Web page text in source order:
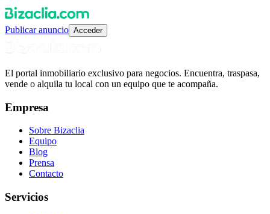
Publicar anuncio Acceder
El portal inmobiliario exclusivo para negocios. Encuentra, traspasa,
vende o alquila tu local con un equipo que te acompaña.
Empresa
Sobre Bizaclia
Equipo
Blog
Prensa
Contacto
Servicios